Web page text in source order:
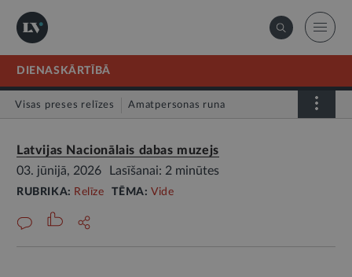
DIENASKĀRTĪBĀ
Visas preses relīzes Amatpersonas runa
Latvijas Nacionālais dabas muzejs
03. jūnijā, 2026
Lasīšanai: 2 minūtes
RUBRIKA: Relīze TĒMA:Vide